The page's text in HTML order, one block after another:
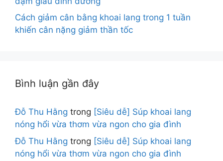
Cách giảm cân bằng khoai lang trong 1 tuần
khiến cân nặng giảm thần tốc
Bình luận gần đây
Đỗ Thu Hằng trong [Siêu dễ] Súp khoai lang
nóng hổi vừa thơm vừa ngon cho gia đình
Đỗ Thu Hằng trong [Siêu dễ] Súp khoai lang
nóng hổi vừa thơm vừa ngon cho gia đình